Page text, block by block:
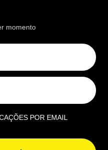
momento
POR EMAIL